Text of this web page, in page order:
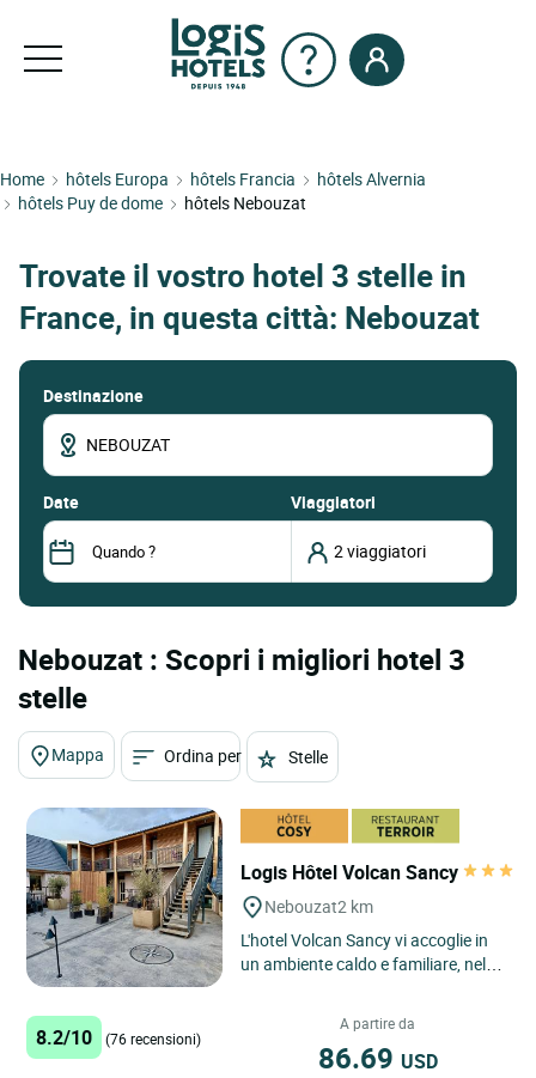
Home hôtels Europa hôtels Francia
hôtels Alvernia
hôtels Puy de dome
hôtels Nebouzat
Trovate il vostro hotel 3 stelle in
France, in questa città: Nebouzat
Destinazione
date Viaggiatori
Nebouzat : Scopri i migliori hotel 3
stelle
Mappa Ordina per Stelle
Logis Hôtel Volcan Sancy
Nebouzat2 km
L'hotel Volcan Sancy vi accoglie in
un ambiente caldo e familiare, nel
8.2/10 (76 recensioni)
A partire da
86.69 USD